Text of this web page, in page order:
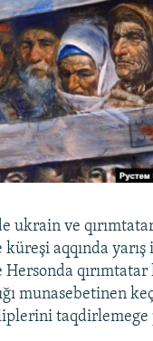
ukrain ve qırımtatar
aqqında yarış
qırımtatar
munasebetinen
taqdirlemege